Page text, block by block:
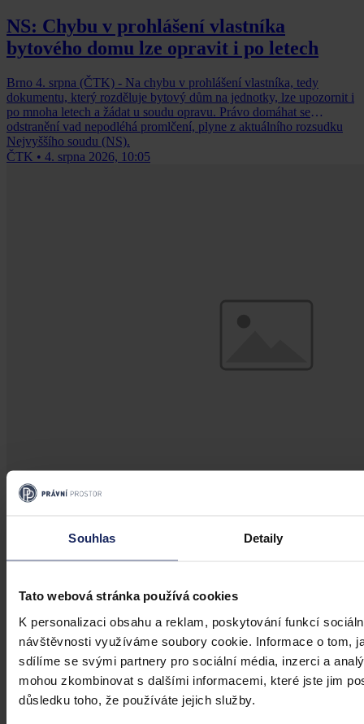
Souhlas Detaily
Tato webová stránka používá cookies
K personalizaci obsahu a reklam, poskytování funkcí
návštěvnosti využíváme soubory cookie. Informace o tom,
sdílíme se svými partnery pro sociální média, inzerci a
mohou zkombinovat s dalšími informacemi, které jste jim
důsledku toho, že používáte jejich služby.
NS: Chybu v prohlášení vlastníka
bytového domu lze opravit i po letech
Brno 4. srpna (ČTK) - Na chybu v prohlášení vlastníka, tedy
dokumentu, který rozděluje bytový dům na jednotky, lze upozornit i
po mnoha letech a žádat u soudu opravu. Právo domáhat se
odstranění vad nepodléhá promlčení, plyne z aktuálního rozsudku
Nejvyššího soudu (NS).
ČTK • 4. srpna 2026, 10:05
Úkladná vražda a některé další činy by
koalice
Praha 1. srpna (ČTK) - Úkladná vražda a některé další trestné činy s
úmyslným usmrcením by se mohly zařadit mezi nepromlčitelné. Jde
také například o některé činy související s obecným ohrožením,
teroristickým útokem a terorem, za něž hrozí až výjimečný trest.
ČTK • 3. srpna 2026, 10:04